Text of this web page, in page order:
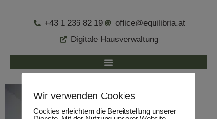
+43 1 236 82 19
office@equilibria.at
Digitale Hausverwaltung
Wir verwenden Cookies
Cookies erleichtern die Bereitstellung unserer